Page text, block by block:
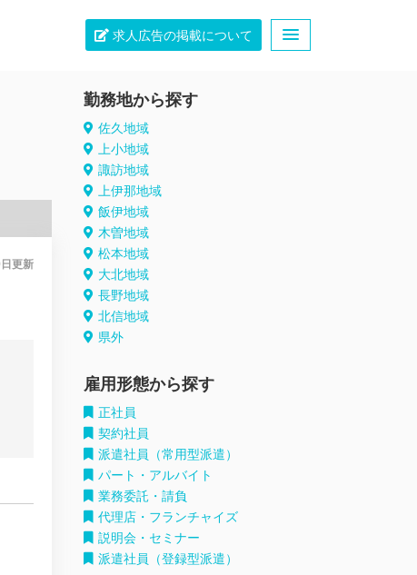
求人広告の掲載について
更新
勤務地から探す
佐久地域
上小地域
諏訪地域
上伊那地域
飯伊地域
木曽地域
松本地域
大北地域
長野地域
北信地域
県外
雇用形態から探す
正社員
契約社員
派遣社員（常用型派遣）
パート・アルバイト
業務委託・請負
代理店・フランチャイズ
説明会・セミナー
派遣社員（登録型派遣）